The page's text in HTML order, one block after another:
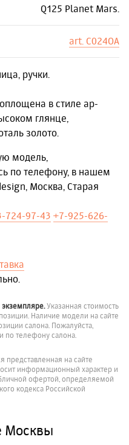
Q125 Planet Mars.
art. С024OA
ручки.
в стиле ар-
глянце,
золото.
модель,
по телефону, в нашем
Москва, Старая
724-97-43 +7-925-626-
Указанная стоимость
Наличие модели на сайте
салона. Пожалуйста,
по телефону салона.
представленная на сайте
информационный характер и
офертой, определяемой
кодекса Российской
Москвы